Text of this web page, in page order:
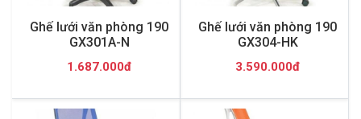
Ghế lưới văn phòng 190
GX301A-N
1.687.000đ
Ghế lưới văn phòng 190
GX304-HK
3.590.000đ